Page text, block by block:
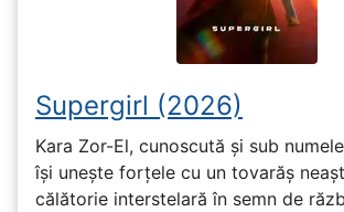
Supergirl (2026)
Kara Zor-El, cunoscută și sub
își unește forțele cu un tovarăș
călătorie interstelară în semn de